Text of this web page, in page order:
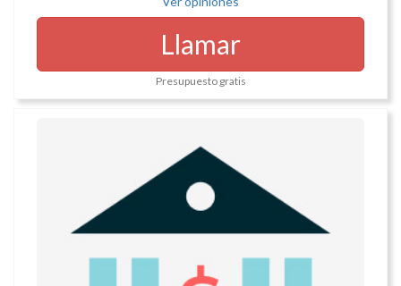
Llamar
Presupuesto gratis